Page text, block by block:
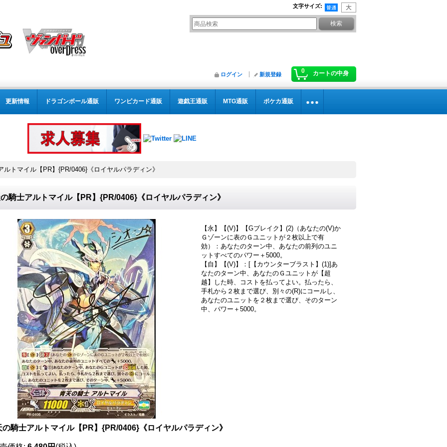
文字サイズ:
0 カートの中身
ログイン 新規登録
更新情報 ドラゴンボール通販 ワンピカード通販 遊戯王通販 MTG通販 ポケカ通販
ルトマイル【PR】{PR/0406}《ロイヤルパラディン》
騎士アルトマイル【PR】{PR/0406}《ロイヤルパラディン》
【永】【(V)】【Gブレイク】(2)（あなたの(V)か
Ｇゾーンに表のＧユニットが２枚以上で有
効）：あなたのターン中、あなたの前列のユニ
ットすべてのパワー＋5000。
【自】【(V)】：[【カウンターブラスト】(1)]あ
なたのターン中、あなたのＧユニットが【超
越】した時、コストを払ってよい。払ったら、
手札から２枚まで選び、別々の(R)にコールし、
あなたのユニットを２枚まで選び、そのターン
中、パワー＋5000。
の騎士アルトマイル【PR】{PR/0406}《ロイヤルパラディン》